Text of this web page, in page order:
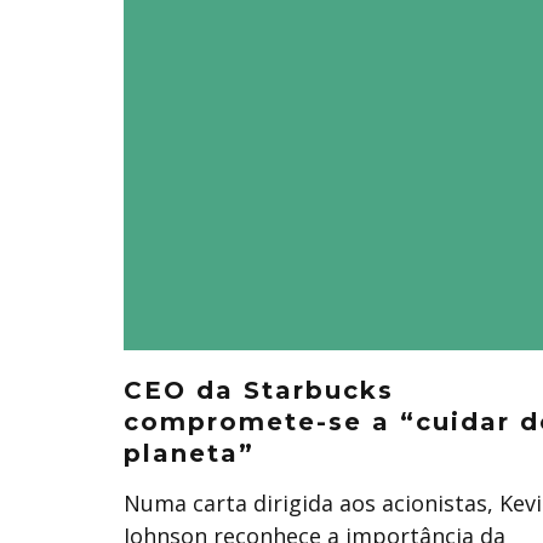
CEO da Starbucks
compromete-se a “cuidar
planeta”
Numa carta dirigida aos acionistas,
Johnson reconhece a importância da